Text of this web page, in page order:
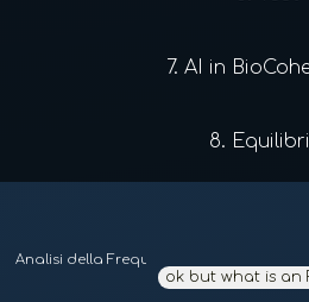
7. AI in
8.
Analisi della Frequenza e Armonica
ok but what is an